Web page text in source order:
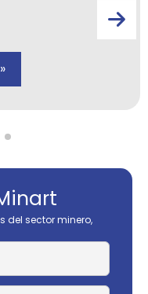
del sector minero,